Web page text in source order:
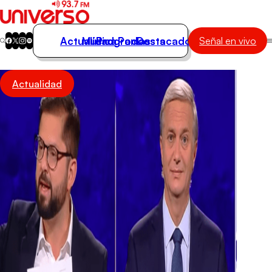
Actualidad
Música
Programas
Podcasts
Destacados
Actualidad
Música
Programas
Podcasts
Destacados Señal en vivo
Actualidad